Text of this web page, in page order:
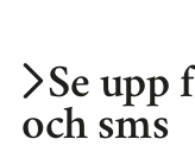
Se upp
och sms